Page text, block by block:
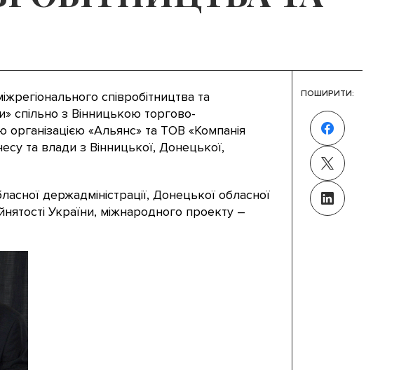
співробітництва та
спільно з Вінницькою торгово-
«Альянс» та ТОВ «Компанія
та влади з Вінницької, Донецької,
держадміністрації, Донецької обласної
України, міжнародного проекту –
ПОШИРИТИ: